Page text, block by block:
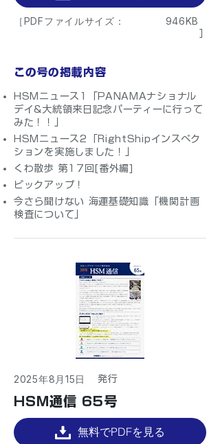
［PDFファイルサイズ： 946KB
この号の掲載内容
HSMニュース1「PANAMAナショナル
デイ&大統領来日記念パーティーに行って
みた！！」
HSMニュース2「RightShipインスペク
ションを実施しました！」
くわ散歩 第17回[番外編]
ピックアップ！
今さら聞けない 海運基礎知識「機関計画
検査について」
2025年8月15日 ​発行
HSM通信 65号
無料でPDFを見る